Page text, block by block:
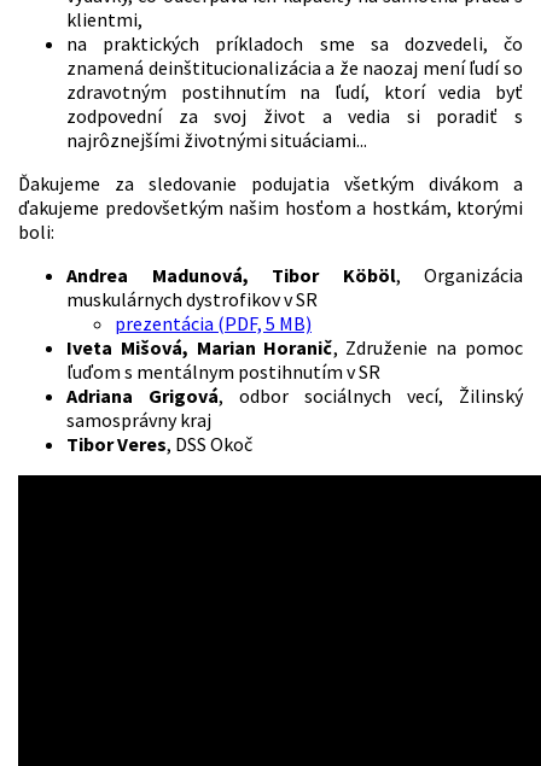
klientmi,
na praktických príkladoch sme sa dozvedeli, čo
znamená deinštitucionalizácia a že naozaj mení ľudí so
zdravotným postihnutím na ľudí, ktorí vedia byť
zodpovední za svoj život a vedia si poradiť s
najrôznejšími životnými situáciami...
Ďakujeme za sledovanie podujatia všetkým divákom a
ďakujeme predovšetkým našim hosťom a hostkám, ktorými
boli:
Andrea Madunová, Tibor Köböl, Organizácia
muskulárnych dystrofikov v SR
prezentácia (PDF, 5 MB)
Iveta Mišová, Marian Horanič, Združenie na pomoc
ľuďom s mentálnym postihnutím v SR
Adriana Grigová, odbor sociálnych vecí, Žilinský
samosprávny kraj
Tibor Veres, DSS Okoč